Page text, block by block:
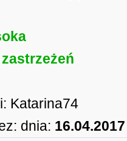
Katarina74
dnia: